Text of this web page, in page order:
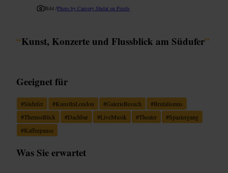
Bild /Photo by Cauvery Shelat on Pexels
“Kunst, Konzerte und Flussblick am Südufer”
Geeignet für
#Südufer #KunstInLondon #GalerieBesuch #Brutalismus
#ThemseBlick #Dachbar #LiveMusik #Theater #Spaziergang
#Kaffeepause
Was Sie erwartet